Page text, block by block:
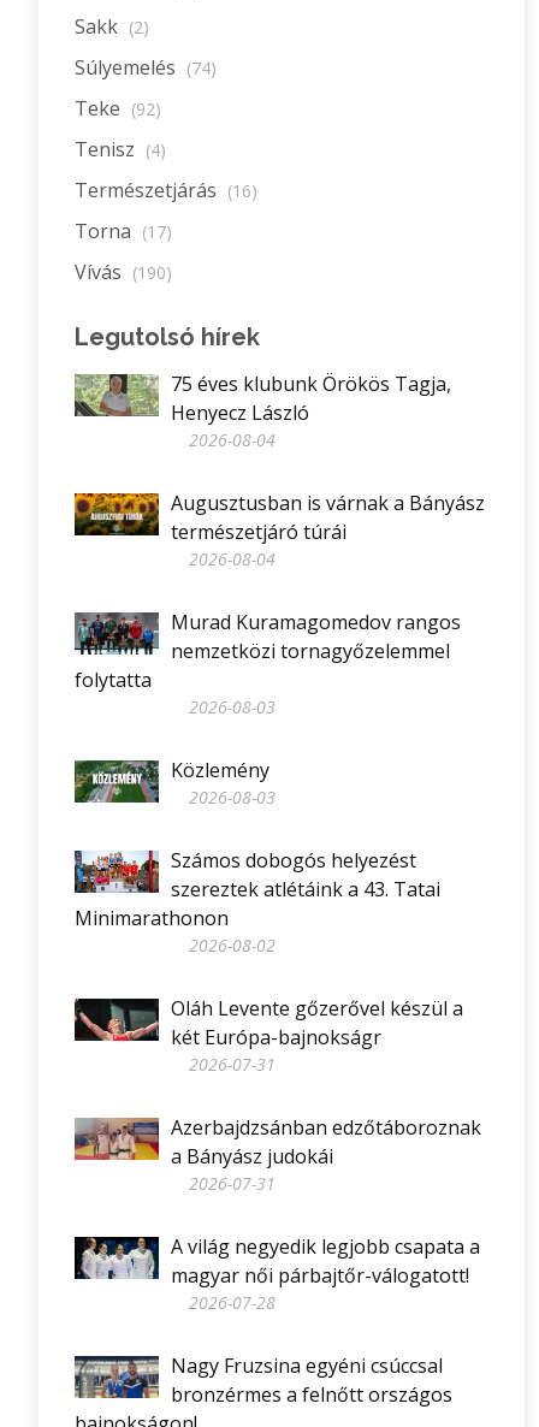
Sakk (2)
Súlyemelés (74)
Teke (92)
Tenisz (4)
Természetjárás (16)
Torna (17)
Vívás (190)
Legutolsó hírek
75 éves klubunk Örökös Tagja,
Henyecz László
2026-08-04
Augusztusban is várnak a Bányász
természetjáró túrái
2026-08-04
Murad Kuramagomedov rangos
nemzetközi tornagyőzelemmel
folytatta
2026-08-03
Közlemény
2026-08-03
Számos dobogós helyezést
szereztek atlétáink a 43. Tatai
Minimarathonon
2026-08-02
Oláh Levente gőzerővel készül a
két Európa-bajnokságr
2026-07-31
Azerbajdzsánban edzőtáboroznak
a Bányász judokái
2026-07-31
A világ negyedik legjobb csapata a
magyar női párbajtőr-válogatott!
2026-07-28
Nagy Fruzsina egyéni csúccsal
bronzérmes a felnőtt országos